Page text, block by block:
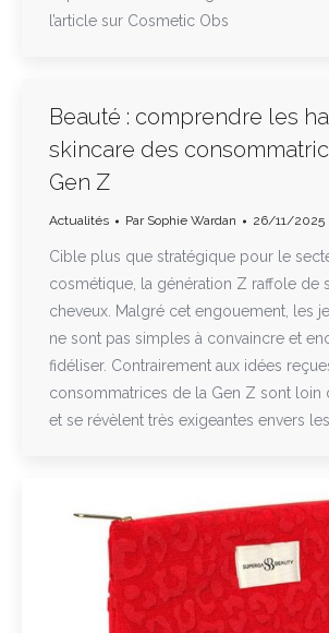
l’article sur Cosmetic Obs
Beauté : comprendre les
skincare des
Gen Z
Actualités Par Sophie Wardan 26/11/2025
Cible plus que stratégique pour le
cosmétique, la génération Z raffole de
cheveux. Malgré cet engouement, les
ne sont pas simples à convaincre et
fidéliser. Contrairement aux idées
consommatrices de la Gen Z sont loin
et se révèlent très exigeantes envers les…